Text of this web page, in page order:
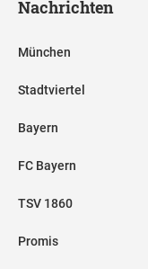
Nachrichten
München
Stadtviertel
Bayern
FC Bayern
TSV 1860
Promis